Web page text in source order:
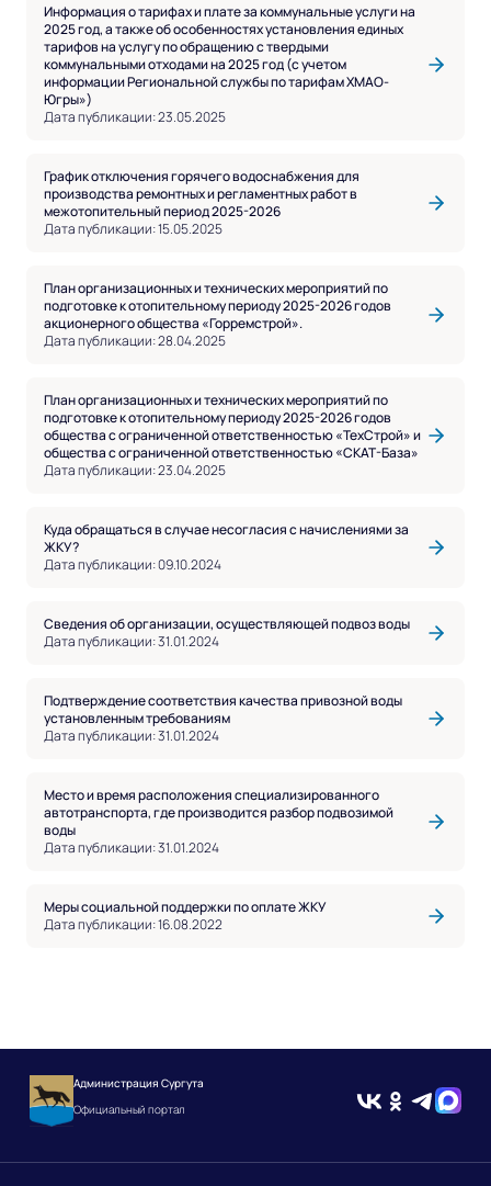
Информация о тарифах и плате за коммунальные услуги на
2025 год, а также об особенностях установления единых
тарифов на услугу по обращению с твердыми
коммунальными отходами на 2025 год (с учетом
информации Региональной службы по тарифам ХМАО-
Югры»)
Дата публикации: 23.05.2025
График отключения горячего водоснабжения для
производства ремонтных и регламентных работ в
межотопительный период 2025-2026
Дата публикации: 15.05.2025
План организационных и технических мероприятий по
подготовке к отопительному периоду 2025-2026 годов
акционерного общества «Горремстрой».
Дата публикации: 28.04.2025
План организационных и технических мероприятий по
подготовке к отопительному периоду 2025-2026 годов
общества с ограниченной ответственностью «ТехСтрой» и
общества с ограниченной ответственностью «СКАТ-База»
Дата публикации: 23.04.2025
Куда обращаться в случае несогласия с начислениями за
ЖКУ?
Дата публикации: 09.10.2024
Сведения об организации, осуществляющей подвоз воды
Дата публикации: 31.01.2024
Подтверждение соответствия качества привозной воды
установленным требованиям
Дата публикации: 31.01.2024
Место и время расположения специализированного
автотранспорта, где производится разбор подвозимой
воды
Дата публикации: 31.01.2024
Меры социальной поддержки по оплате ЖКУ
Дата публикации: 16.08.2022
Администрация Сургута
Официальный портал